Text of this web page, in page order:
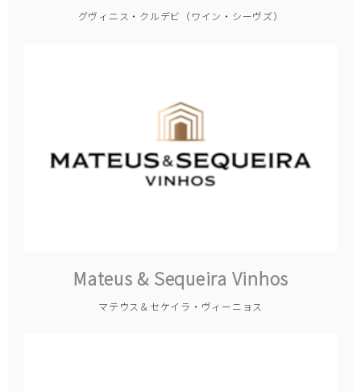
グヴィニス・クルデビ（ワイン・シーヴズ）
Mateus & Sequeira Vinhos
マテウス＆セケイラ・ヴィーニョス